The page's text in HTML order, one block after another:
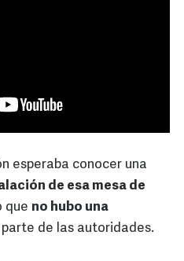
esperaba conocer una
de esa mesa de
que no hubo una
parte de las autoridades.